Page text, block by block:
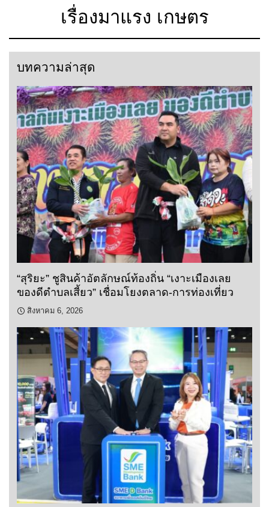
เรื่องมาแรง เกษตร
บทความล่าสุด
“สุริยะ” ชูสินค้าอัตลักษณ์ท้องถิ่น “เงาะเมืองเลย
ของดีตำบลเสี้ยว” เชื่อมโยงตลาด-การท่องเที่ยว
สิงหาคม 6, 2026